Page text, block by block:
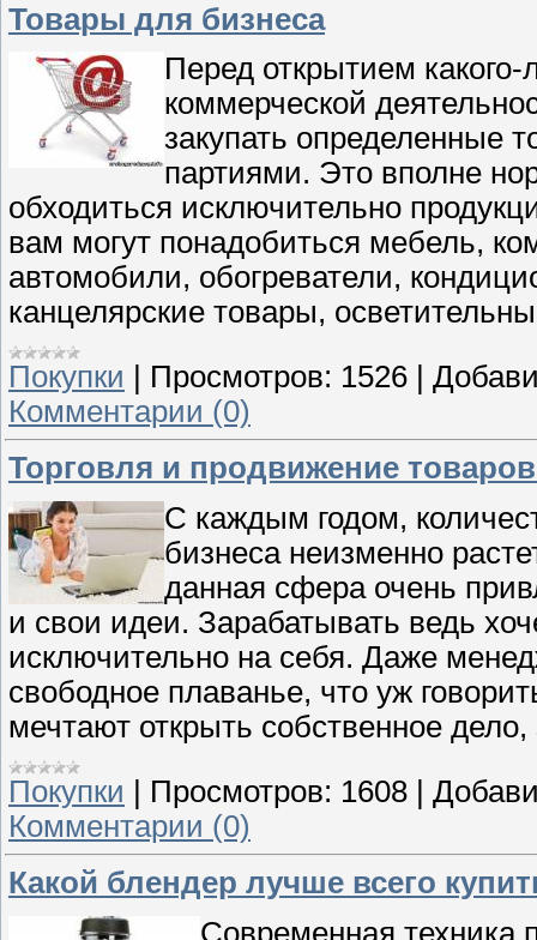
Товары для бизнеса
Перед открытием
коммерческой
закупать определенные
партиями. Это вполне
обходиться исключительно
вам могут понадобиться мебель,
автомобили, обогреватели,
канцелярские товары,
Покупки
Просмотров: 1526
Комментарии (0)
Торговля и продвижение
С каждым годом,
бизнеса неизменно
данная сфера очень
и свои идеи. Зарабатывать ведь
исключительно на себя. Даже
свободное плаванье, что уж
мечтают открыть собственное
Покупки | Просмотров: 1608 |
Комментарии (0)
Какой блендер лучше всего
Современная техника